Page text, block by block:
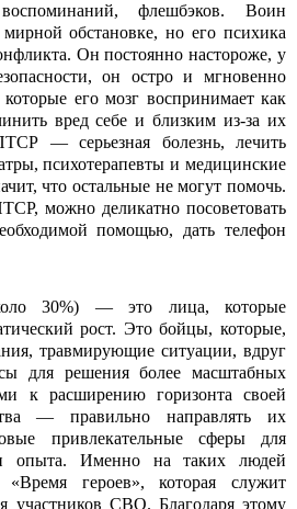
флешбэков. Воин
обстановке, но его психика
Он постоянно настороже, у
он остро и мгновенно
его мозг воспринимает как
вред себе и близким из-за их
— серьезная болезнь, лечить
психотерапевты и медицинские
что остальные не могут помочь.
можно деликатно посоветовать
помощью, дать телефон
30%) — это лица, которые
рост. Это бойцы, которые,
травмирующие ситуации, вдруг
для решения более масштабных
к расширению горизонта своей
— правильно направлять их
привлекательные сферы для
опыта. Именно на таких людей
«Время героев», которая служит
участников СВО. Благодаря этому